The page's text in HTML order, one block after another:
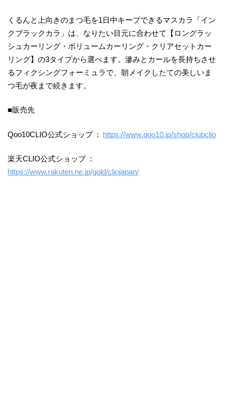
くるんと上向きのまつ毛を1日中キープできるマスカラ「イン
クブラックカラ」は、なりたい目元に合わせて【ロングラッ
シュカーリング・ボリュームカーリング・クリアセットカー
リング】の3タイプから選べます。滲みとカールを長持ちさせ
るフィクシングフォーミュラで、朝メイクしたての美しいま
つ毛が夜まで続きます。
■販売先
Qoo10CLIO公式ショップ : https://www.qoo10.jp/shop/clubclio
楽天CLIO公式ショップ :
https://www.rakuten.ne.jp/gold/cliojapan/